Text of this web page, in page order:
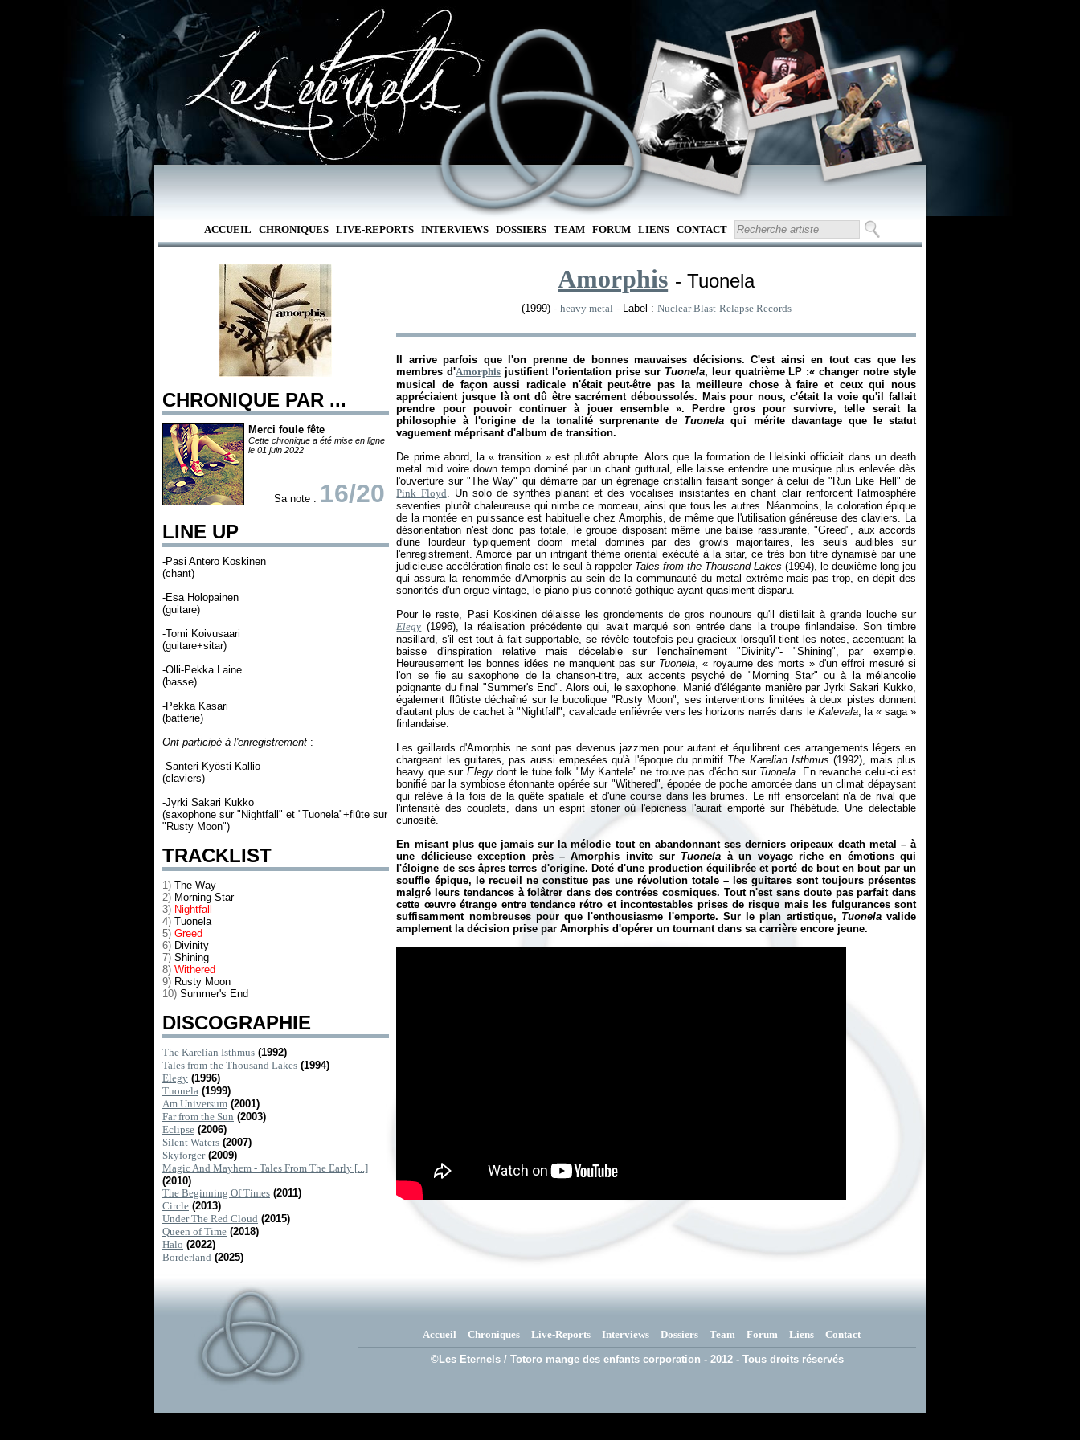
ACCUEIL CHRONIQUES LIVE-REPORTS INTERVIEWS DOSSIERS TEAM FORUM LIENS CONTACT
CHRONIQUE PAR ...
Merci foule fête
Cette chronique a été mise en ligne
le 01 juin 2022
Sa note : 16/20
LINE UP
-Pasi Antero Koskinen
(chant)
-Esa Holopainen
(guitare)
-Tomi Koivusaari
(guitare+sitar)
-Olli-Pekka Laine
(basse)
-Pekka Kasari
(batterie)
Ont participé à l'enregistrement :
-Santeri Kyösti Kallio
(claviers)
-Jyrki Sakari Kukko
(saxophone sur "Nightfall" et "Tuonela"+flûte sur
"Rusty Moon")
TRACKLIST
1) The Way
2) Morning Star
3) Nightfall
4) Tuonela
5) Greed
6) Divinity
7) Shining
8) Withered
9) Rusty Moon
10) Summer's End
DISCOGRAPHIE
The Karelian Isthmus (1992)
Tales from the Thousand Lakes (1994)
Elegy (1996)
Tuonela (1999)
Am Universum (2001)
Far from the Sun (2003)
Eclipse (2006)
Silent Waters (2007)
Skyforger (2009)
Magic And Mayhem - Tales From The Early [...]
(2010)
The Beginning Of Times (2011)
Circle (2013)
Under The Red Cloud (2015)
Queen of Time (2018)
Halo (2022)
Borderland (2025)
Amorphis - Tuonela
(1999) - heavy metal - Label : Nuclear Blast Relapse Records
Il arrive parfois que l'on prenne de bonnes mauvaises décisions. C'est ainsi en tout cas que les
membres d'Amorphis justifient l'orientation prise sur Tuonela, leur quatrième LP :«changer notre style
musical de façon aussi radicale n'était peut-être pas la meilleure chose à faire et ceux qui nous
appréciaient jusque là ont dû être sacrément déboussolés. Mais pour nous, c'était la voie qu'il fallait
prendre pour pouvoir continuer à jouer ensemble». Perdre gros pour survivre, telle serait la
philosophie à l'origine de la tonalité surprenante de Tuonela qui mérite davantage que le statut
vaguement méprisant d'album de transition.
De prime abord, la «transition » est plutôt abrupte. Alors que la formation de Helsinki officiait dans un death
metal mid voire down tempo dominé par un chant guttural, elle laisse entendre une musique plus enlevée dès
l'ouverture sur "The Way" qui démarre par un égrenage cristallin faisant songer à celui de "Run Like Hell" de
Pink Floyd. Un solo de synthés planant et des vocalises insistantes en chant clair renforcent l'atmosphère
seventies plutôt chaleureuse qui nimbe ce morceau, ainsi que tous les autres. Néanmoins, la coloration épique
de la montée en puissance est habituelle chez Amorphis, de même que l'utilisation généreuse des claviers. La
désorientation n'est donc pas totale, le groupe disposant même une balise rassurante, "Greed", aux accords
d'une lourdeur typiquement doom metal dominés par des growls majoritaires, les seuls audibles sur
l'enregistrement. Amorcé par un intrigant thème oriental exécuté à la sitar, ce très bon titre dynamisé par une
judicieuse accélération finale est le seul à rappeler Tales from the Thousand Lakes (1994), le deuxième long jeu
qui assura la renommée d'Amorphis au sein de la communauté du metal extrême-mais-pas-trop, en dépit des
sonorités d'un orgue vintage, le piano plus connoté gothique ayant quasiment disparu.
Pour le reste, Pasi Koskinen délaisse les grondements de gros nounours qu'il distillait à grande louche sur
Elegy (1996), la réalisation précédente qui avait marqué son entrée dans la troupe finlandaise. Son timbre
nasillard, s'il est tout à fait supportable, se révèle toutefois peu gracieux lorsqu'il tient les notes, accentuant la
baisse d'inspiration relative mais décelable sur l'enchaînement "Divinity"- "Shining", par exemple.
Heureusement les bonnes idées ne manquent pas sur Tuonela, « royaume des morts » d'un effroi mesuré si
l'on se fie au saxophone de la chanson-titre, aux accents psyché de "Morning Star" ou à la mélancolie
poignante du final "Summer's End". Alors oui, le saxophone. Manié d'élégante manière par Jyrki Sakari Kukko,
également flûtiste déchaîné sur le bucolique "Rusty Moon", ses interventions limitées à deux pistes donnent
d'autant plus de cachet à "Nightfall", cavalcade enfiévrée vers les horizons narrés dans le Kalevala, la « saga »
finlandaise.
Les gaillards d'Amorphis ne sont pas devenus jazzmen pour autant et équilibrent ces arrangements légers en
chargeant les guitares, pas aussi empesées qu'à l'époque du primitif The Karelian Isthmus (1992), mais plus
heavy que sur Elegydont le tube folk "My Kantele" ne trouve pas d'écho sur Tuonela. En revanche celui-ci est
bonifié par la symbiose étonnante opérée sur "Withered", épopée de poche amorcée dans un climat dépaysant
qui relève à la fois de la quête spatiale et d'une course dans les brumes. Le riff ensorcelant n'a de rival que
l'intensité des couplets, dans un esprit stoner où l'epicness l'aurait emporté sur l'hébétude. Une délectable
curiosité.
En misant plus que jamais sur la mélodie tout en abandonnant ses derniers oripeaux death metal – à
une délicieuse exception près – Amorphis invite sur Tuonela à un voyage riche en émotions qui
l'éloigne de ses âpres terres d'origine. Doté d'une production équilibrée et porté de bout en bout par un
souffle épique, le recueil ne constitue pas une révolution totale – les guitares sont toujours présentes
malgré leurs tendances à folâtrer dans des contrées cosmiques. Tout n'est sans doute pas parfait dans
cette œuvre étrange entre tendance rétro et incontestables prises de risque mais les fulgurances sont
suffisamment nombreuses pour que l'enthousiasme l'emporte. Sur le plan artistique, Tuonelavalide
amplement la décision prise par Amorphis d'opérer un tournant dans sa carrière encore jeune.
Accueil Chroniques Live-Reports Interviews Dossiers Team Forum Liens Contact
©Les Eternels / Totoro mange des enfants corporation - 2012 - Tous droits réservés